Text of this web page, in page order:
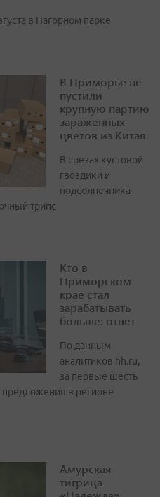
в Нагорном парке
В Приморье не
пустили
крупную партию
зараженных
цветов из Китая
В срезах кустовой
гвоздики и
подсолнечника
трипс
Кто в
Приморском
крае стал
зарабатывать
больше: ответ
По данным
аналитиков hh.ru,
за первые шесть
в регионе
Амурская
тигрица